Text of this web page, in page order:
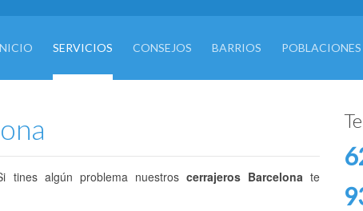
SERVICIOS CONSEJOS BARRIOS POBLACIONES
tines algún problema nuestros cerrajeros Barcelonate